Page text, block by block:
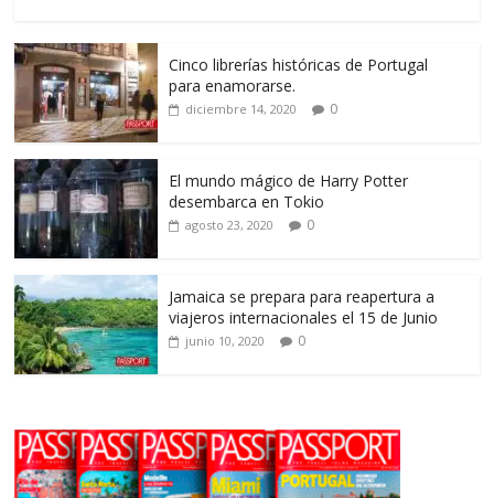
Cinco librerías históricas de Portugal
para enamorarse.
diciembre 14, 2020 0
El mundo mágico de Harry Potter
desembarca en Tokio
agosto 23, 2020 0
Jamaica se prepara para reapertura a
viajeros internacionales el 15 de Junio
junio 10, 2020 0